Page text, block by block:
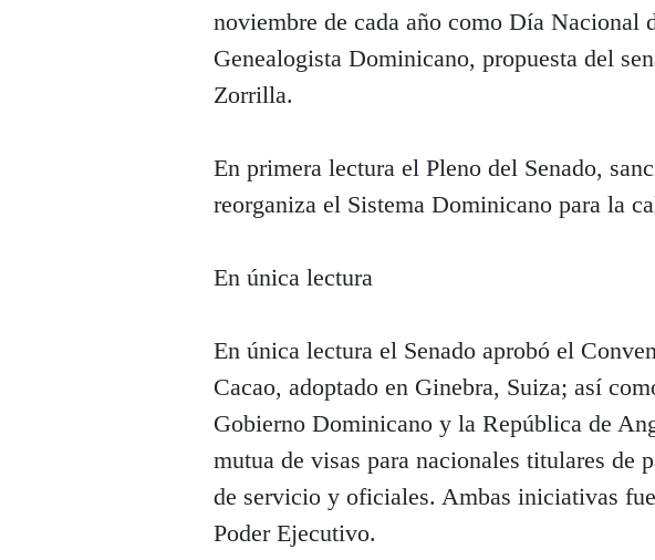
noviembre de cada año como Día Nacional
Genealogista Dominicano, propuesta del
Zorrilla.
En primera lectura el Pleno del Senado,
reorganiza el Sistema Dominicano para la
En única lectura
En única lectura el Senado aprobó el
Cacao, adoptado en Ginebra, Suiza; así
Gobierno Dominicano y la República de
mutua de visas para nacionales titulares de
de servicio y oficiales. Ambas iniciativas
Poder Ejecutivo.